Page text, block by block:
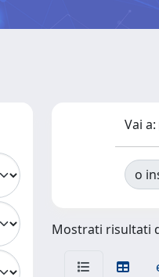
Vai a:
o
Mostrati risultati